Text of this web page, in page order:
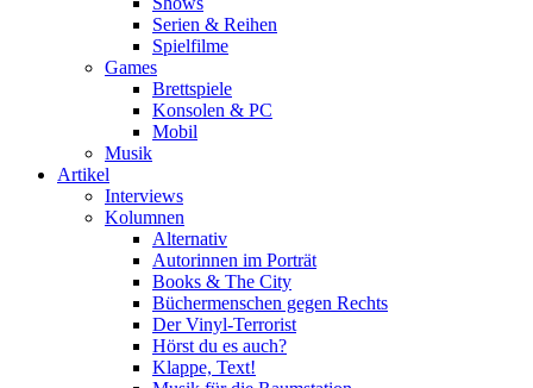
Serien & Reihen
Spielfilme
Games
Brettspiele
Konsolen & PC
Mobil
Musik
Artikel
Interviews
Kolumnen
Alternativ
Autorinnen im Porträt
Books & The City
Büchermenschen gegen Rechts
Der Vinyl-Terrorist
Hörst du es auch?
Klappe, Text!